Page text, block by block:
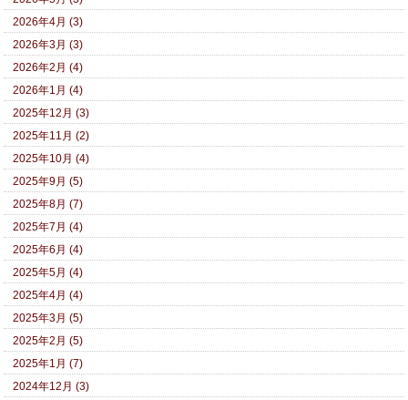
2026年4月 (3)
2026年3月 (3)
2026年2月 (4)
2026年1月 (4)
2025年12月 (3)
2025年11月 (2)
2025年10月 (4)
2025年9月 (5)
2025年8月 (7)
2025年7月 (4)
2025年6月 (4)
2025年5月 (4)
2025年4月 (4)
2025年3月 (5)
2025年2月 (5)
2025年1月 (7)
2024年12月 (3)